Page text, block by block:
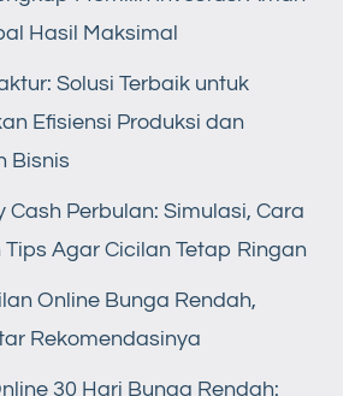
Hasil Maksimal
Solusi Terbaik untuk
Efisiensi Produksi dan
Bisnis
Cash Perbulan: Simulasi, Cara
Agar Cicilan Tetap Ringan
Online Bunga Rendah,
Rekomendasinya
30 Hari Bunga Rendah: